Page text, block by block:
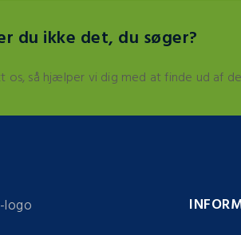
du ikke det, du søger?
os, så hjælper vi dig med at finde ud af